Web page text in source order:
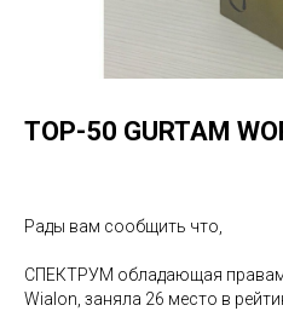
TOP-50 GURTAM
Рады вам сообщить что,
СПЕКТРУМ обладающая
Wialon, заняла 26 место в